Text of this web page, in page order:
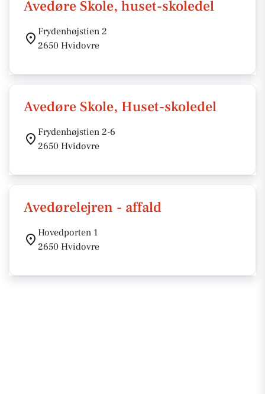
Avedøre Skole, huset-skoledel
Frydenhøjstien 2
2650 Hvidovre
Avedøre Skole, Huset-skoledel
Frydenhøjstien 2-6
2650 Hvidovre
Avedørelejren - affald
Hovedporten 1
2650 Hvidovre